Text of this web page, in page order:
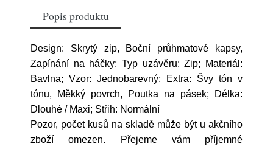
Popis produktu
Design: Skrytý zip, Boční průhmatové kapsy,
Zapínání na háčky; Typ uzávěru: Zip; Materiál:
Bavlna; Vzor: Jednobarevný; Extra: Švy tón v
tónu, Měkký povrch, Poutka na pásek; Délka:
Dlouhé / Maxi; Střih: Normální
Pozor, počet kusů na skladě může být u akčního
zboží omezen. Přejeme vám příjemné